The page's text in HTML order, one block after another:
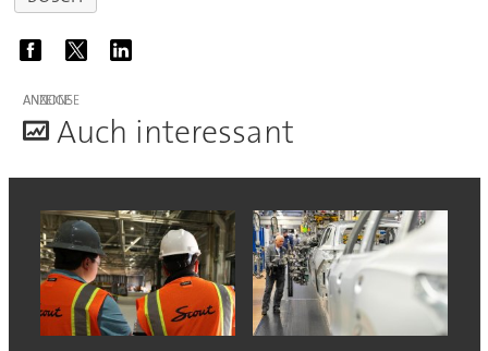
ANZEIGE
Auch interessant